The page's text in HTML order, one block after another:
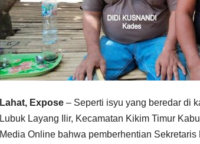
Lahat, Expose– Seperti isyu yang beredar di
Lubuk Layang Ilir, Kecamatan Kikim Timur
Media Online bahwa pemberhentian